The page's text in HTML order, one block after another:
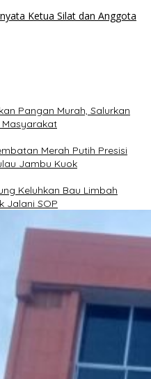
Ketua Silat dan Anggota
Pangan Murah, Salurkan
Masyarakat
Merah Putih Presisi
Jambu Kuok
Keluhkan Bau Limbah
Jalani SOP